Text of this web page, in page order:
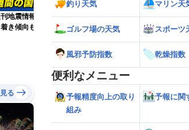
刊地震情報】熊本地震の余震活動は
き傾向も…依然として震度5弱警
【熱帯低気圧情報
か／新たな台風発生予
る
釣り天気 マリン天
ゴルフ場の天気 スポーツ
風邪予防指数 乾燥指数
便利なメニュー
予報精度向上の取り
組み
予報に関